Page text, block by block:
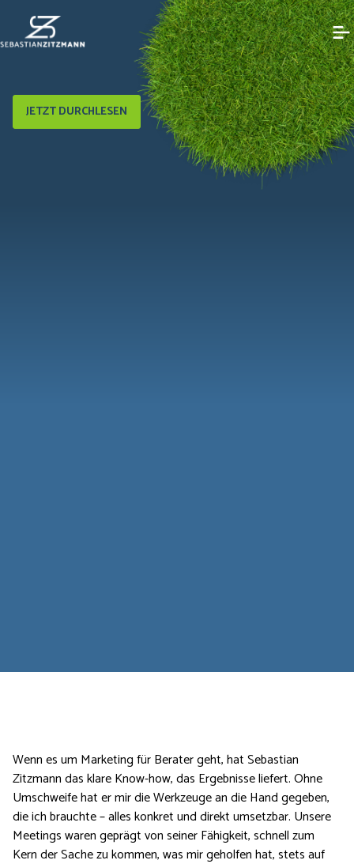
JETZT DURCHLESEN
Wenn es um Marketing für Berater geht, hat Sebastian
Zitzmann das klare Know-how, das Ergebnisse liefert. Ohne
Umschweife hat er mir die Werkzeuge an die Hand gegeben,
die ich brauchte – alles konkret und direkt umsetzbar. Unsere
Meetings waren geprägt von seiner Fähigkeit, schnell zum
Kern der Sache zu kommen, was mir geholfen hat, stets auf